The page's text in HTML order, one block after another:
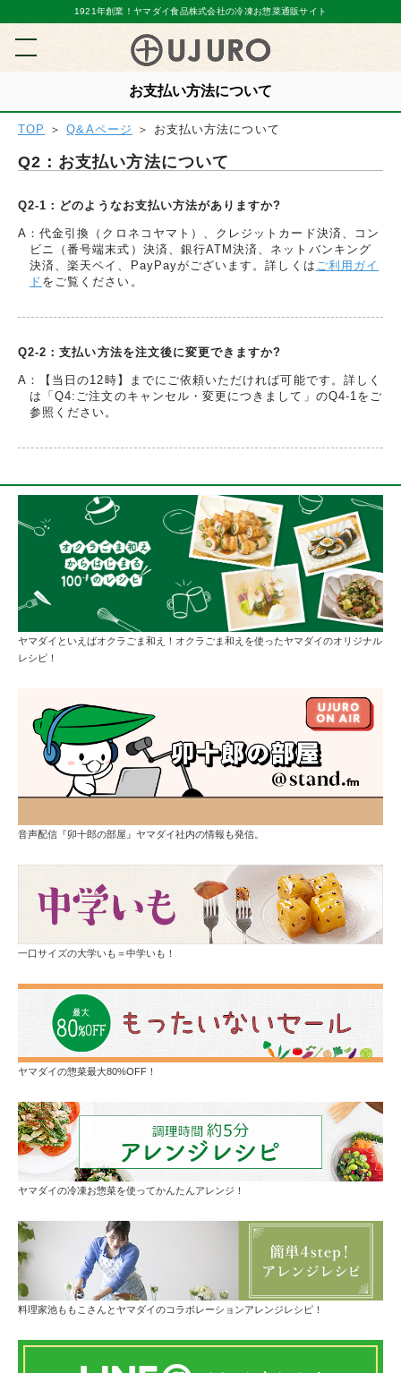
1921年創業！ヤマダイ食品株式会社の冷凍お惣菜通販サイト
お支払い方法について
TOP ＞Q&Aページ ＞ お支払い方法について
Q2：お支払い方法について
Q2-1：どのようなお支払い方法がありますか?
A：代金引換（クロネコヤマト）、クレジットカード決済、コン
ビニ（番号端末式）決済、銀行ATM決済、ネットバンキング
決済、楽天ペイ、PayPayがございます。詳しくは ご利用ガイ
ド をご覧ください。
Q2-2：支払い方法を注文後に変更できますか?
A：【当日の12時】までにご依頼いただければ可能です。詳しく
は「Q4:ご注文のキャンセル・変更につきまして」のQ4-1をご
参照ください。
ヤマダイといえばオクラごま和え！オクラごま和えを使ったヤマダイのオリジナル
レシピ！
音声配信『卯十郎の部屋』ヤマダイ社内の情報も発信。
一口サイズの大学いも＝中学いも！
ヤマダイの惣菜最大80%OFF！
ヤマダイの冷凍お惣菜を使ってかんたんアレンジ！
料理家池ももこさんとヤマダイのコラボレーションアレンジレシピ！